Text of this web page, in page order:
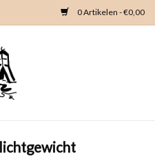
0 Artikelen - €0,00